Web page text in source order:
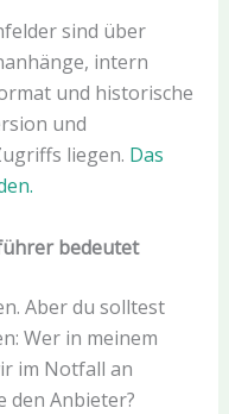
sind über
intern
und historische
und
liegen. Das
bedeutet
Aber du solltest
Wer in meinem
im Notfall an
den Anbieter?